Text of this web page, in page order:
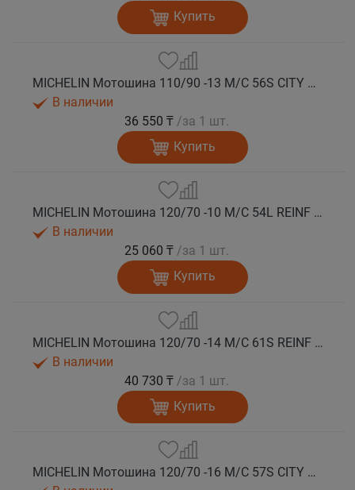
Купить
MICHELIN Мотошина 110/90 -13 M/C 56S CITY GRIP 2 F TL
В наличии
36 550 ₸ /за 1 шт.
Купить
MICHELIN Мотошина 120/70 -10 M/C 54L REINF CITY GRIP 2 R TL
В наличии
25 060 ₸ /за 1 шт.
Купить
MICHELIN Мотошина 120/70 -14 M/C 61S REINF CITY GRIP 2 F/R TL
В наличии
40 730 ₸ /за 1 шт.
Купить
MICHELIN Мотошина 120/70 -16 M/C 57S CITY GRIP 2 F TL